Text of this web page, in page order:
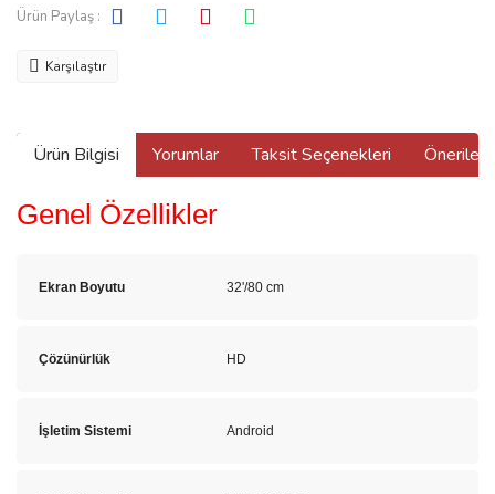
Ürün Paylaş :
Karşılaştır
Ürün Bilgisi Yorumlar Taksit Seçenekleri
Genel Özellikler
Ekran Boyutu 32'/80 cm
Çözünürlük HD
İşletim Sistemi Android